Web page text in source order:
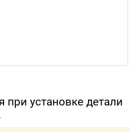
при установке детали